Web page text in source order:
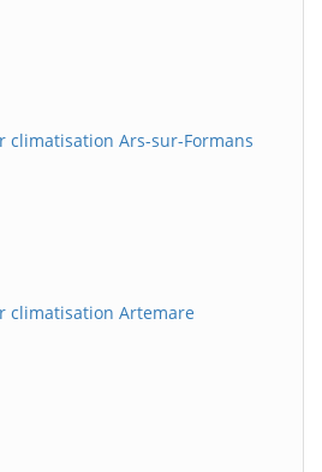
climatisation Ars-sur-Formans
climatisation Artemare